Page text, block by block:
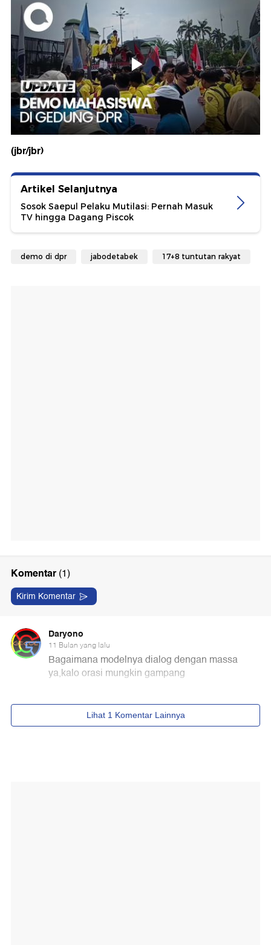
(jbr/jbr)
Artikel Selanjutnya
Sosok Saepul Pelaku Mutilasi: Pernah Masuk
TV hingga Dagang Piscok
demo di dpr jabodetabek 17+8 tuntutan rakyat